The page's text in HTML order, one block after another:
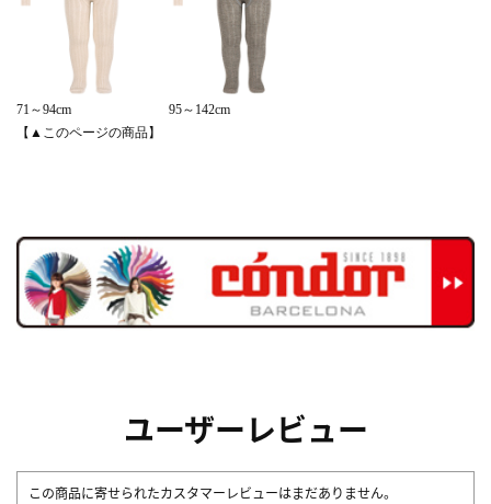
71～94cm
【▲このページの商品】
95～142cm
ユーザーレビュー
この商品に寄せられたカスタマーレビューはまだありません。